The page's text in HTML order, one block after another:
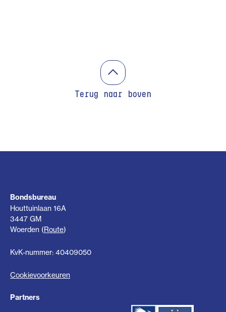
Terug naar boven
Bondsbureau
Houttuinlaan 16A
3447 GM
Woerden (Route)
KvK-nummer: 40409050
Cookievoorkeuren
Partners